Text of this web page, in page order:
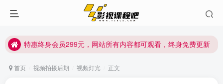
特惠终身会员299元，网站所有内容都可观看，终身免费更新
特惠终身会员299元，网站所有内容都可观看，终身免费更新
首页 视频拍摄后期 视频灯光 正文